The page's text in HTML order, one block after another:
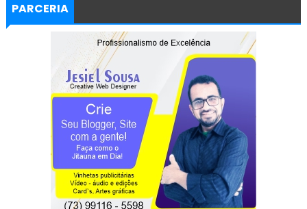
PARCERIA